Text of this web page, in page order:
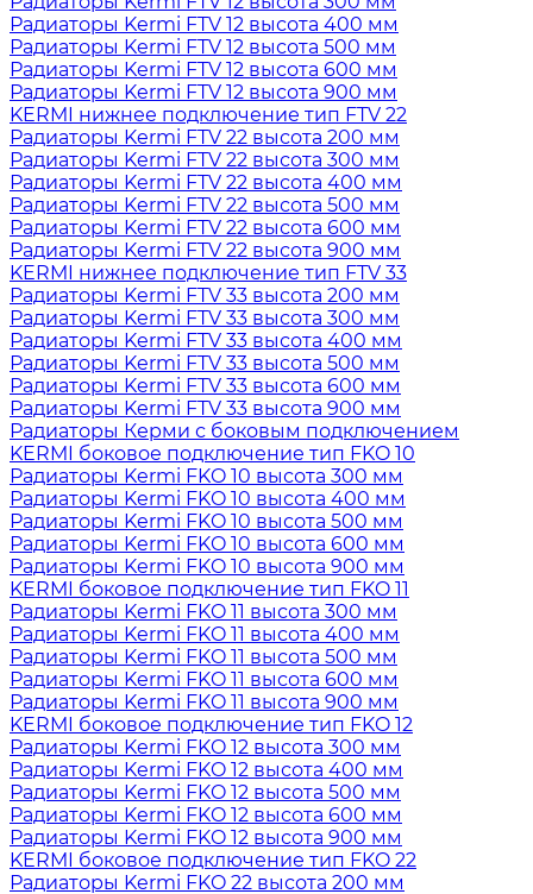
Радиаторы Kermi FTV 12 высота 400 мм
Радиаторы Kermi FTV 12 высота 500 мм
Радиаторы Kermi FTV 12 высота 600 мм
Радиаторы Kermi FTV 12 высота 900 мм
KERMI нижнее подключение тип FTV 22
Радиаторы Kermi FTV 22 высота 200 мм
Радиаторы Kermi FTV 22 высота 300 мм
Радиаторы Kermi FTV 22 высота 400 мм
Радиаторы Kermi FTV 22 высота 500 мм
Радиаторы Kermi FTV 22 высота 600 мм
Радиаторы Kermi FTV 22 высота 900 мм
KERMI нижнее подключение тип FTV 33
Радиаторы Kermi FTV 33 высота 200 мм
Радиаторы Kermi FTV 33 высота 300 мм
Радиаторы Kermi FTV 33 высота 400 мм
Радиаторы Kermi FTV 33 высота 500 мм
Радиаторы Kermi FTV 33 высота 600 мм
Радиаторы Kermi FTV 33 высота 900 мм
Радиаторы Керми с боковым подключением
KERMI боковое подключение тип FKO 10
Радиаторы Kermi FKO 10 высота 300 мм
Радиаторы Kermi FKO 10 высота 400 мм
Радиаторы Kermi FKO 10 высота 500 мм
Радиаторы Kermi FKO 10 высота 600 мм
Радиаторы Kermi FKO 10 высота 900 мм
KERMI боковое подключение тип FKO 11
Радиаторы Kermi FKO 11 высота 300 мм
Радиаторы Kermi FKO 11 высота 400 мм
Радиаторы Kermi FKO 11 высота 500 мм
Радиаторы Kermi FKO 11 высота 600 мм
Радиаторы Kermi FKO 11 высота 900 мм
KERMI боковое подключение тип FKO 12
Радиаторы Kermi FKO 12 высота 300 мм
Радиаторы Kermi FKO 12 высота 400 мм
Радиаторы Kermi FKO 12 высота 500 мм
Радиаторы Kermi FKO 12 высота 600 мм
Радиаторы Kermi FKO 12 высота 900 мм
KERMI боковое подключение тип FKO 22
Радиаторы Kermi FKO 22 высота 200 мм